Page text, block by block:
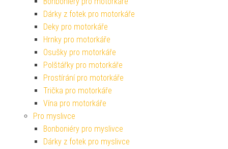
Dárky z fotek pro motorkáře
Deky pro motorkáře
Hrnky pro motorkáře
Osušky pro motorkáře
Polštářky pro motorkáře
Prostírání pro motorkáře
Trička pro motorkáře
Vína pro motorkáře
Pro myslivce
Bonboniéry pro myslivce
Dárky z fotek pro myslivce